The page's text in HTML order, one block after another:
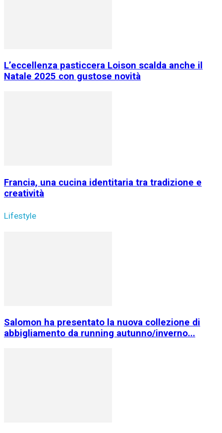
L’eccellenza pasticcera Loison scalda anche il
Natale 2025 con gustose novità
Francia, una cucina identitaria tra tradizione e
creatività
Lifestyle
Salomon ha presentato la nuova collezione di
abbigliamento da running autunno/inverno...